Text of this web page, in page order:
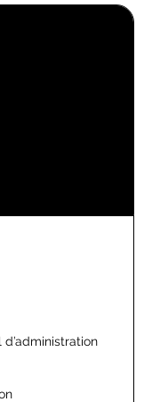
d’administration